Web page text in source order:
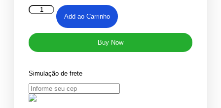
Conversor
De
Dc
Step
Up
19v
200w
10a
quantidade
Add ao Carrinho
Buy Now
Simulação de frete